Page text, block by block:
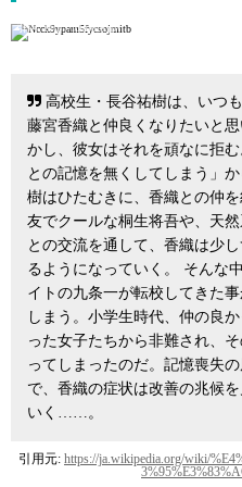
引用: http://ichifure.jp/
高校生・長谷祐樹は、いつ
藤宮香織と仲良くなりたいと
かし、彼女はそれを頑なに拒
との記憶を無くしてしまう」
樹はひたむきに、香織との仲
友でクールな桐生将吾や、天
との交流を通して、香織は少
るようになっていく。 そんな
イトの九条一が転校してきた
しまう。小学生時代、仲の良
った女子たちから非難され、
ってしまったのだ。記憶喪失
で、香織の症状は改善の兆候
いく……。
引用元: https://ja.wikipedia.org/wiki/